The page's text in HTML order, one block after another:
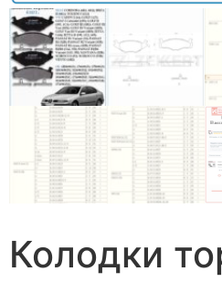
Колодки